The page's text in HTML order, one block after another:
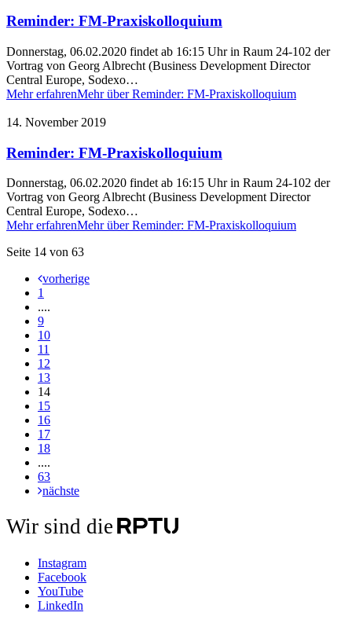
Reminder: FM-Praxiskolloquium
Donnerstag, 06.02.2020 findet ab 16:15 Uhr in Raum 24-102 der
Vortrag von Georg Albrecht (Business Development Director
Central Europe, Sodexo…
Mehr erfahrenMehr über Reminder: FM-Praxiskolloquium
14. November 2019
Reminder: FM-Praxiskolloquium
Donnerstag, 06.02.2020 findet ab 16:15 Uhr in Raum 24-102 der
Vortrag von Georg Albrecht (Business Development Director
Central Europe, Sodexo…
Mehr erfahrenMehr über Reminder: FM-Praxiskolloquium
Seite 14 von 63
vorherige
1
....
9
10
11
12
13
14
15
16
17
18
....
63
nächste
Wir sind die
Instagram
Facebook
YouTube
LinkedIn